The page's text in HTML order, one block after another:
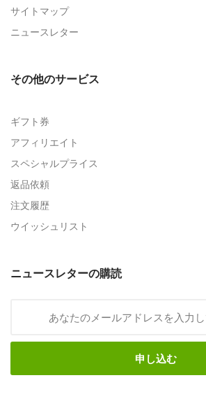
サイトマップ
ニュースレター
その他のサービス
ギフト券
アフィリエイト
スペシャルプライス
返品依頼
注文履歴
ウイッシュリスト
ニュースレターの購読
申し込む